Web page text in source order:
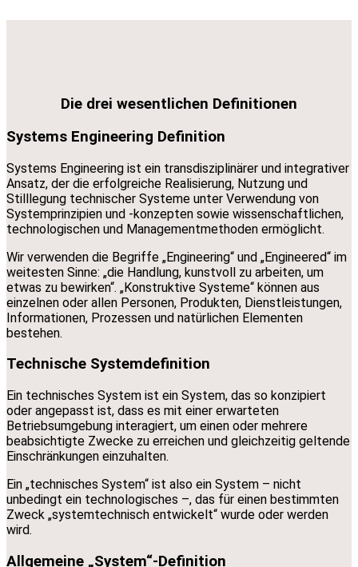
Die drei wesentlichen Definitionen
Systems Engineering Definition
Systems Engineering ist ein transdisziplinärer und integrativer
Ansatz, der die erfolgreiche Realisierung, Nutzung und
Stilllegung technischer Systeme unter Verwendung von
Systemprinzipien und -konzepten sowie wissenschaftlichen,
technologischen und Managementmethoden ermöglicht.
Wir verwenden die Begriffe „Engineering“ und „Engineered“ im
weitesten Sinne: „die Handlung, kunstvoll zu arbeiten, um
etwas zu bewirken“. „Konstruktive Systeme“ können aus
einzelnen oder allen Personen, Produkten, Dienstleistungen,
Informationen, Prozessen und natürlichen Elementen
bestehen.
Technische Systemdefinition
Ein technisches System ist ein System, das so konzipiert
oder angepasst ist, dass es mit einer erwarteten
Betriebsumgebung interagiert, um einen oder mehrere
beabsichtigte Zwecke zu erreichen und gleichzeitig geltende
Einschränkungen einzuhalten.
Ein „technisches System“ ist also ein System – nicht
unbedingt ein technologisches –, das für einen bestimmten
Zweck „systemtechnisch entwickelt“ wurde oder werden
wird.
Allgemeine „System“-Definition